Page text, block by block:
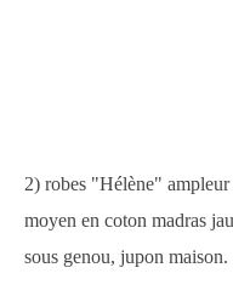
2) robes "Hélène"
moyen en coton madras
sous genou, jupon maison.